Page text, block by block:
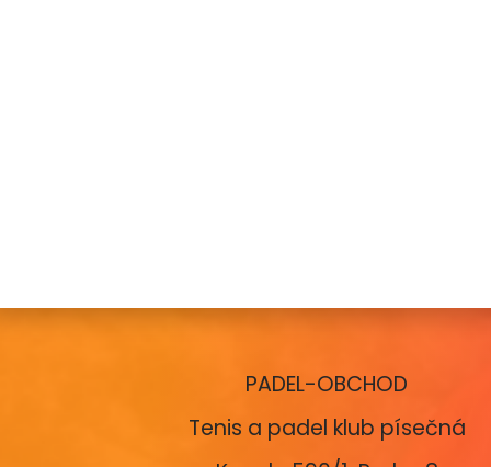
PADEL-OBCHOD
Tenis a padel klub písečná